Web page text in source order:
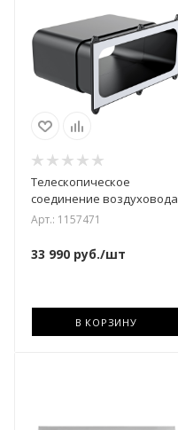
Телескопическое
соединение воздуховода
Арт.: 1157471
33 990 руб./шт
В КОРЗИНУ